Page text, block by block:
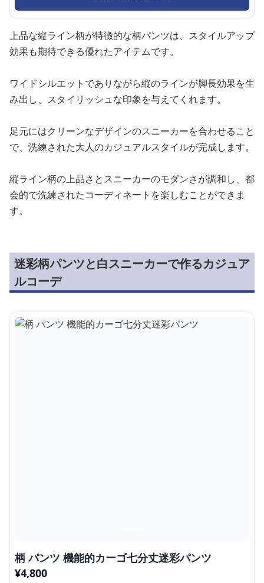
上品な縦ライン柄が特徴的な柄パンツは、スタイルアップ
効果も期待できる優れたアイテムです。
ワイドシルエットでありながら縦のラインが脚長効果を生
み出し、スタイリッシュな印象を与えてくれます。
足元にはクリーンなデザインのスニーカーを合わせること
で、洗練された大人のカジュアルスタイルが完成します。
縦ライン柄の上品さとスニーカーのモダンさが調和し、都
会的で洗練されたコーディネートを楽しむことができま
す。
迷彩柄パンツと白スニーカーで作るカジュア
ルコーデ
柄 パンツ 機能的カーゴ七分丈迷彩パンツ
¥4,800